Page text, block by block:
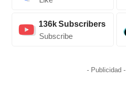
136kSubscribers
Subscribe
- Publicidad -